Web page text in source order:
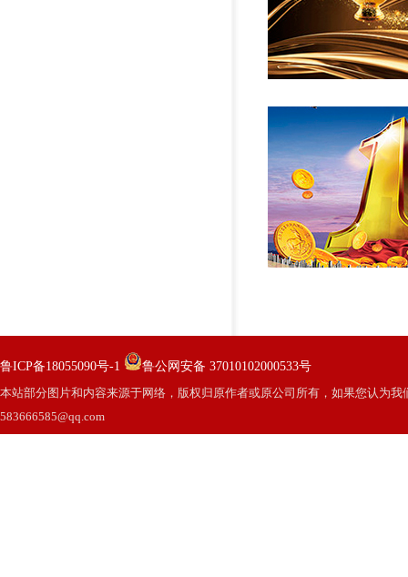
鲁ICP备18055090号-1
鲁公网安备 37010102000533号
本站部分图片和内容来源于网络，版权归原作者或原公司所有，如果您认为
583666585@qq.com